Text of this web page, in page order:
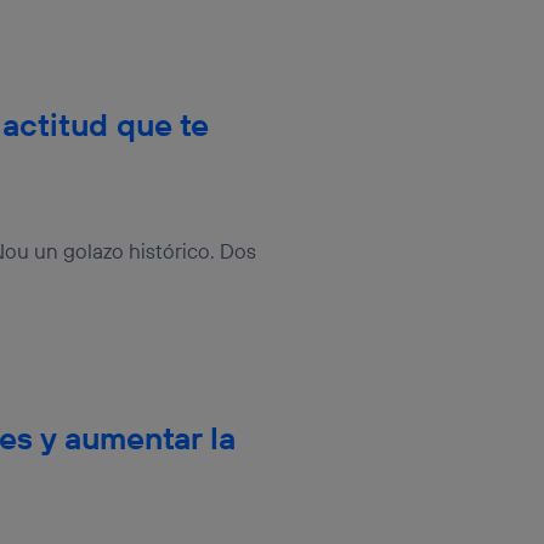
que te
un golazo histórico. Dos
y aumentar la
parte